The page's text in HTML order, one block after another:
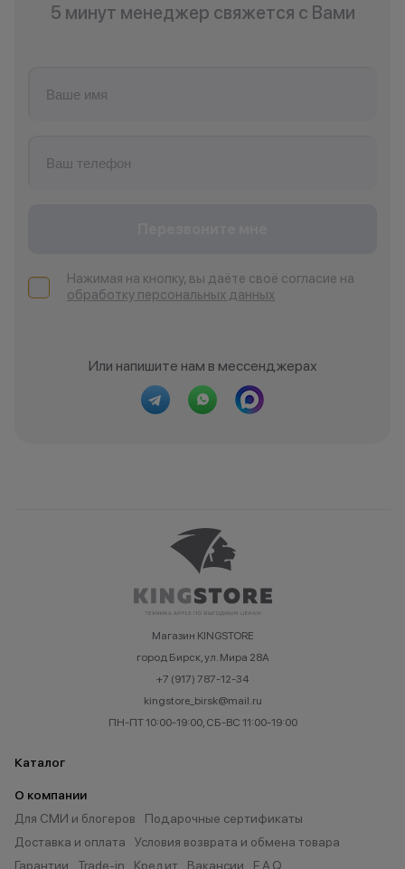
5 минут менеджер свяжется с Вами
Нажимая на кнопку, вы даёте своё согласие на
обработку персональных данных
Или напишите нам в мессенджерах
Магазин KINGSTORE
город Бирск, ул. Мира 28А
+7 (917) 787-12-34
kingstore_birsk@mail.ru
ПН-ПТ 10:00-19:00, СБ-ВС 11:00-19:00
Каталог
О компании
Для СМИ и блогеров
Подарочные сертификаты
Доставка и оплата
Условия возврата и обмена товара
Гарантии
Trade-in Кредит Вакансии F.A.Q.